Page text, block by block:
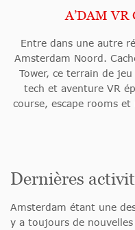
A’DAM VR
Entre dans une autre
Amsterdam Noord.
Tower, ce terrain de
tech et aventure VR
course, escape rooms
Dernières
Amsterdam étant une
y a toujours de